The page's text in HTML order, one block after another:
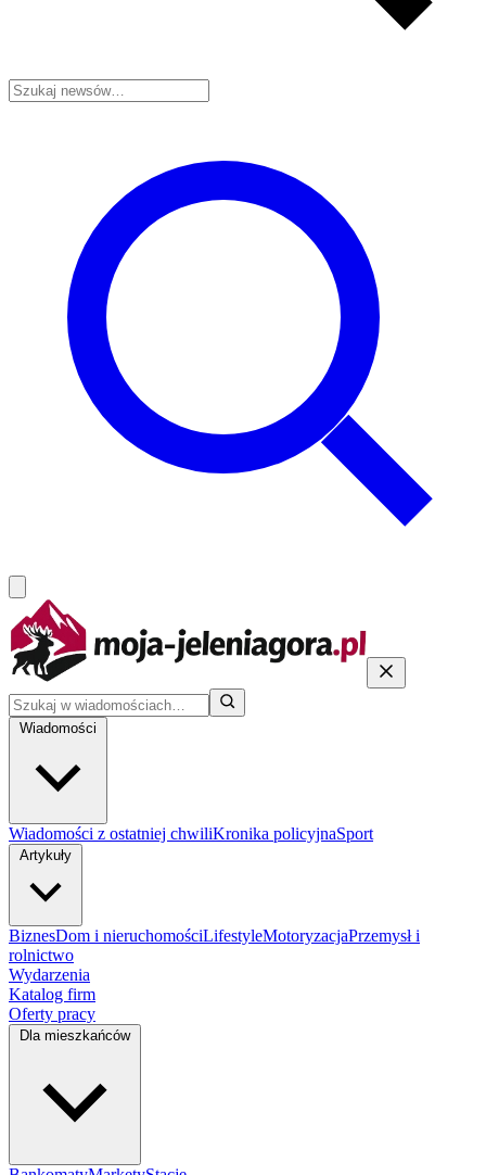
Wiadomości
Wiadomości z ostatniej chwiliKronika policyjnaSport
Artykuły
BiznesDom i nieruchomościLifestyleMotoryzacjaPrzemysł i
rolnictwo
Wydarzenia
Katalog firm
Oferty pracy
Dla mieszkańców